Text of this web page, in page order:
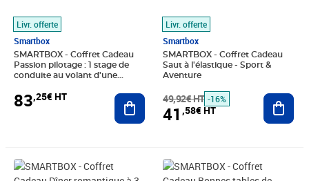
Livr. offerte
Smartbox
SMARTBOX - Coffret Cadeau
Passion pilotage : 1 stage de
conduite au volant d'une
83,25€ HT Ajouter au panier
Livr. offerte
Smartbox
SMARTBOX - Coffret Cadeau
Saut à l'élastique - Sport &
Aventure
49,92€ HT -16%
41 ,58€ HT
Prix barré 66,58€ HT
Prix 56,60€ HT Prix 49,92€ HT